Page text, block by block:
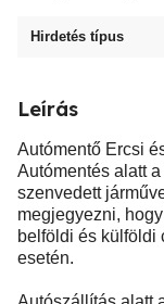
Hirdetés típus
Leírás
Autómentő Ercsi
Autómentés alatt
szenvedett
megjegyezni,
belföldi és külföldi
esetén.